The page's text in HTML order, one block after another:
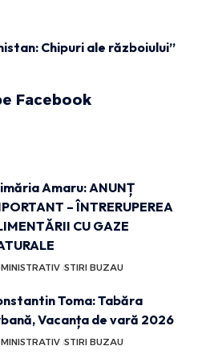
Chipuri ale războiului”
Facebook
Amaru: ANUNȚ
– ÎNTRERUPEREA
CU GAZE
STIRI BUZAU
Toma: Tabăra
Vacanța de vară 2026
STIRI BUZAU